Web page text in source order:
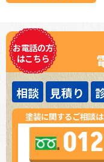
お電話の方
はこちら
相談 見積り
塗装に関するご相談